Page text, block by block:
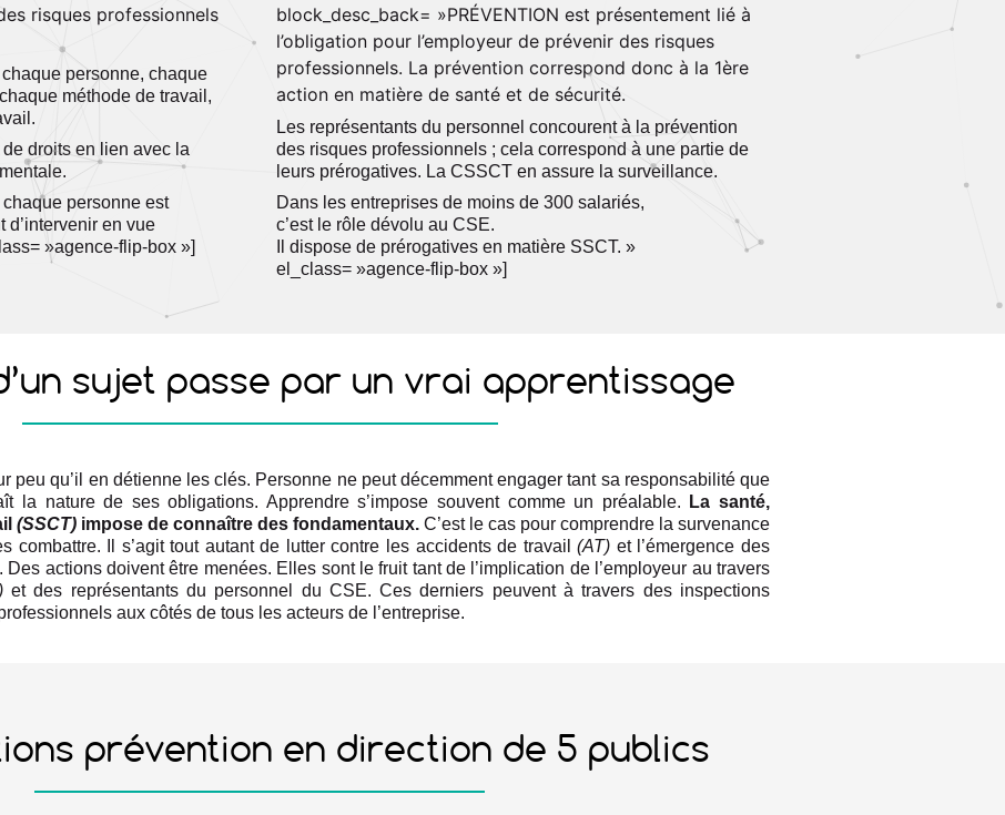
risques professionnels
personne, chaque
méthode de travail,
droits en lien avec la
chaque personne est
d’intervenir en vue
»agence-flip-box »]
block_desc_back= »PRÉVENTION est présentement lié à
l’obligation pour l’employeur de prévenir des risques
professionnels. La prévention correspond donc à la 1ère
action en matière de santé et de sécurité.
Les représentants du personnel concourent à la prévention
des risques professionnels ; cela correspond à une partie de
leurs prérogatives. La CSSCT en assure la surveillance.
Dans les entreprises de moins de 300 salariés,
c’est le rôle dévolu au CSE.
Il dispose de prérogatives en matière SSCT. »
el_class= »agence-flip-box »]
sujet passe par un vrai apprentissage
peu qu’il en détienne les clés. Personne ne peut décemment engager tant sa responsabilité que
la nature de ses obligations. Apprendre s’impose souvent comme un préalable.
La santé,
(SSCT) impose de connaître des fondamentaux. C’est le cas pour comprendre la survenance
combattre. Il s’agit tout autant de lutter contre les accidents de travail(AT) et l’émergence des
Des actions doivent être menées. Elles sont le fruit tant de l’implication de l’employeur au travers
et des représentants du personnel du CSE. Ces derniers peuvent à travers des inspections
aux côtés de tous les acteurs de l’entreprise.
prévention en direction de 5 publics